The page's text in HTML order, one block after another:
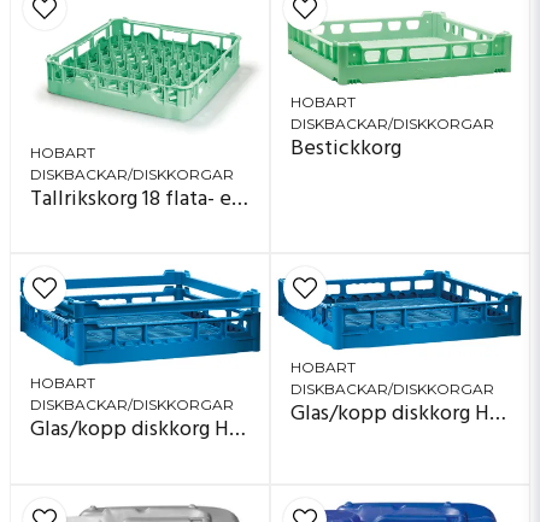
HOBART
DISKBACKAR/DISKKORGAR
Tallrikskorg 18 flata- eller 12 djupa tallrikar
HOBART
DISKBACKAR/DISKKORGAR
Bestickkorg
HOBART
DISKBACKAR/DISKKORGAR
Glas/kopp diskkorg Höjd: 11 cm
HOBART
DISKBACKAR/DISKKORGAR
Glas/kopp diskkorg Höjd: 7 cm